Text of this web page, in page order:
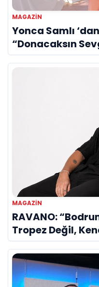
MAGAZIN
Yonca Samlı
“Donacaksın
MAGAZIN
RAVANO:
Tropez Değil,
Referans”